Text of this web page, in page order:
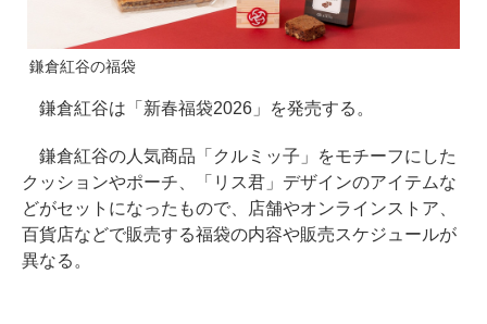
鎌倉紅谷の福袋
鎌倉紅谷は「新春福袋2026」を発売する。
鎌倉紅谷の人気商品「クルミッ子」をモチーフにした
クッションやポーチ、「リス君」デザインのアイテムな
どがセットになったもので、店舗やオンラインストア、
百貨店などで販売する福袋の内容や販売スケジュールが
異なる。